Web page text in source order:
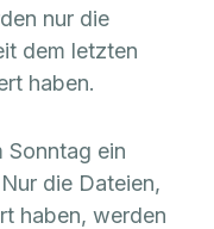
nur die
dem letzten
haben.
Sonntag ein
die Dateien,
haben, werden